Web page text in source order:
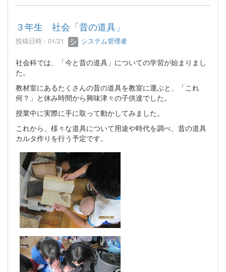
３年生 社会「昔の道具」
投稿日時 : 01/21 システム管理者
社会科では、「今と昔の道具」についての学習が始まりまし
た。
教材室にあるたくさんの昔の道具を教室に運ぶと、「これ
何？」と休み時間から興味津々の子供達でした。
授業中に実際に手に取って動かしてみました。
これから、様々な道具について用途や時代を調べ、昔の道具
カルタ作りを行う予定です。